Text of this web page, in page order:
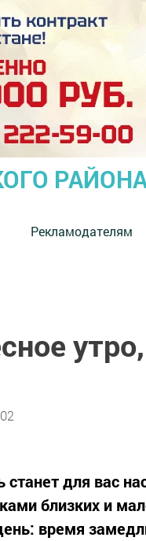
Рекламодателям
станет для вас
близких и
время